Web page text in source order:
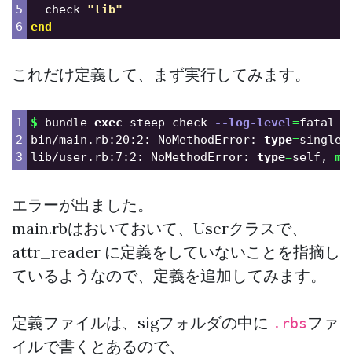
5
check "lib"
end
これだけ定義して、まず実行してみます。
1
2
$ bundle exec steep check --log-level=fatal
bin/main.rb:20:2: NoMethodError: type=
lib/user.rb:7:2: NoMethodError: type=self,
エラーが出ました。
main.rbはおいておいて、Userクラスで、
attr_reader に定義をしていないことを指摘し
ているようなので、定義を追加してみます。
定義ファイルは、sigフォルダの中に .rbs ファ
イルで書くとあるので、